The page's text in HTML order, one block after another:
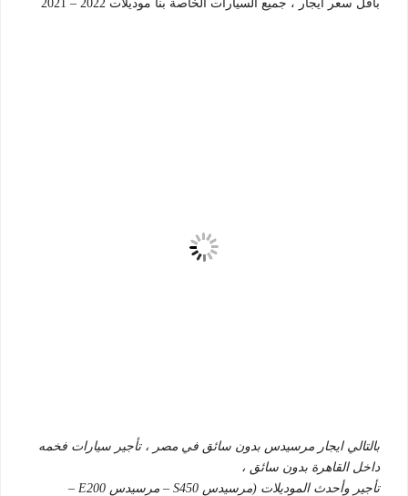
باقل سعر ايجار ، جميع السيارات الخاصة بنا موديلات 2022 – 2021
بالتالي ايجار مرسيدس بدون سائق في مصر ، تأجير سيارات فخمه
داخل القاهرة بدون سائق ،
تأجير وأحدث الموديلات (مرسيدس S450 – مرسيدس E200 –